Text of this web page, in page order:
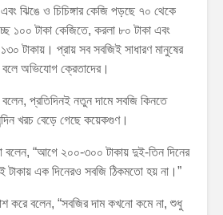
ঝিঙে ও চিচিঙ্গার কেজি পড়ছে ৭০ থেকে
১০০ টাকা কেজিতে, করলা ৮০ টাকা এবং
টাকায়। প্রায় সব সবজিই সাধারণ মানুষের
বলে অভিযোগ ক্রেতাদের।
বলেন, প্রতিদিনই নতুন দামে সবজি কিনতে
খরচ বেড়ে গেছে কয়েকগুণ।
বলেন, “আগে ২০০-৩০০ টাকায় দুই-তিন দিনের
টাকায় এক দিনেরও সবজি ঠিকমতো হয় না।”
করে বলেন, “সবজির দাম কখনো কমে না, শুধু